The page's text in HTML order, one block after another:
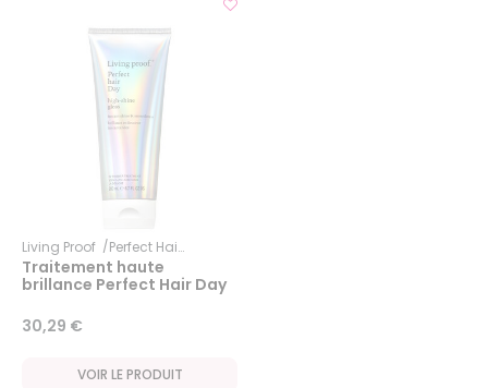
Living Proof Perfect Hair Day
Traitement haute
brillance Perfect Hair Day
30,29 €
VOIR LE PRODUIT